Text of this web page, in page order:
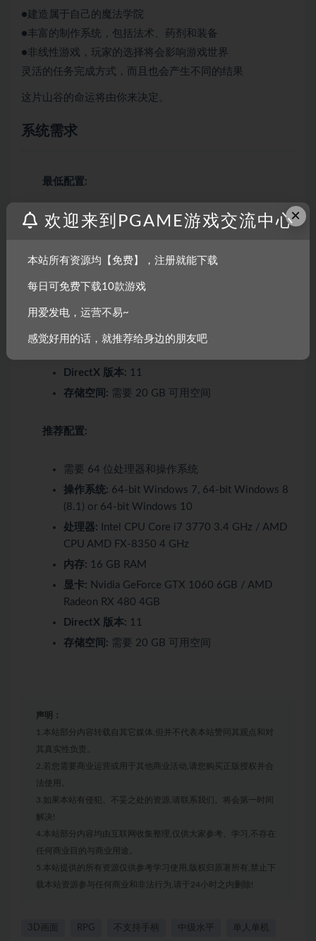
●建造属于自己的魔法学院
●丰富的制作系统，包括法术、药剂和装备
●非线性游戏，玩家的选择将会影响游戏世界
灵活的任务完成方式，而且也会产生不同的结果
这片山谷的命运将由你来决定。
系统需求
最低配置:
需要 64 位处理器和操作系统
(8.1) or 64-bit Windows 10
CPU Phenom II X4 940
内存:8 GB RAM
显卡:Nvidia GeForce GTX 770 2GB / AMD
DirectX 版本: 11
存储空间: 需要 20 GB 可用空间
推荐配置:
需要 64 位处理器和操作系统
操作系统: 64-bit Windows 7, 64-bit Windows 8
(8.1) or 64-bit Windows 10
处理器: Intel CPU Core i7 3770 3.4 GHz / AMD
CPU AMD FX-8350 4 GHz
内存: 16 GB RAM
显卡: Nvidia GeForce GTX 1060 6GB / AMD
Radeon RX 480 4GB
DirectX 版本: 11
存储空间: 需要 20 GB 可用空间
声明：
1.本站部分内容转载自其它媒体,但并不代表本站赞同其观点和对
其真实性负责。
2.若您需要商业运营或用于其他商业活动,请您购买正版授权并合
法使用。
3.如果本站有侵犯、不妥之处的资源,请联系我们。将会第一时间
解决!
4.本站部分内容均由互联网收集整理,仅供大家参考、学习,不存在
任何商业目的与商业用途。
5.本站提供的所有资源仅供参考学习使用,版权归原著所有,禁止下
载本站资源参与任何商业和非法行为,请于24小时之内删除!
3D画面 RPG 不支持手柄 中级水平 单人单机
×
欢迎来到PGAME游戏交流中心
本站所有资源均【免费】，注册就能下载
每日可免费下载10款游戏
用爱发电，运营不易~
感觉好用的话，就推荐给身边的朋友吧